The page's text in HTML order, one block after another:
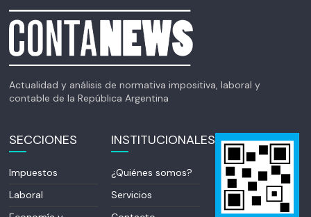
Actualidad y análisis de normativa impositiva, laboral y
contable de la República Argentina
SECCIONES
Impuestos
Laboral
INSTITUCIONALES
¿Quiénes somos?
Servicios